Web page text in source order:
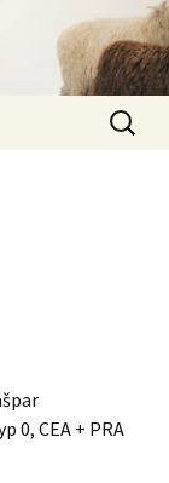
0, CEA + PRA